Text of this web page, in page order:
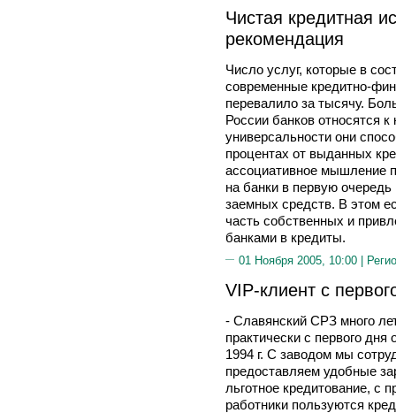
Чистая кредитная
рекомендация
Число услуг, которые в
современные кредитно-
перевалило за тысячу.
России банков относятся
универсальности они
процентах от выданных
ассоциативное мышление
на банки в первую
заемных средств. В этом
часть собственных и
банками в кредиты.
01 Ноября 2005, 10:00 |
VIP-клиент с
- Славянский СРЗ много
практически с первого
1994 г. С заводом мы
предоставляем удобные
льготное кредитование, с
работники пользуются